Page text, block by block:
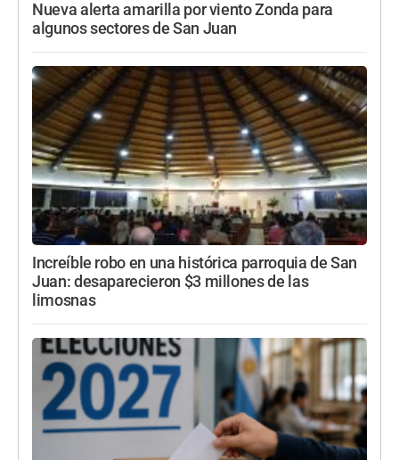
Nueva alerta amarilla por viento Zonda para
algunos sectores de San Juan
Increíble robo en una histórica parroquia de San
Juan: desaparecieron $3 millones de las
limosnas